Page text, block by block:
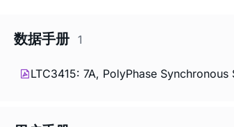
数据手册 1
LTC3415: 7A, PolyPhase